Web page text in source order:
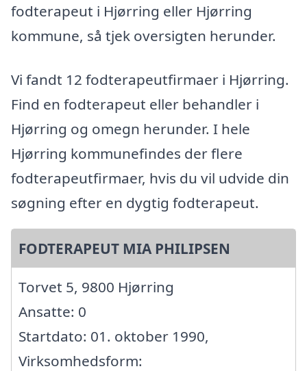
fodterapeut i Hjørring eller Hjørring
kommune, så tjek oversigten herunder.
Vi fandt 12 fodterapeutfirmaer i Hjørring.
Find en fodterapeut eller behandler i
Hjørring og omegn herunder. I hele
Hjørring kommunefindes der flere
fodterapeutfirmaer, hvis du vil udvide din
søgning efter en dygtig fodterapeut.
FODTERAPEUT MIA PHILIPSEN
Torvet 5, 9800 Hjørring
Ansatte: 0
Startdato: 01. oktober 1990,
Virksomhedsform: